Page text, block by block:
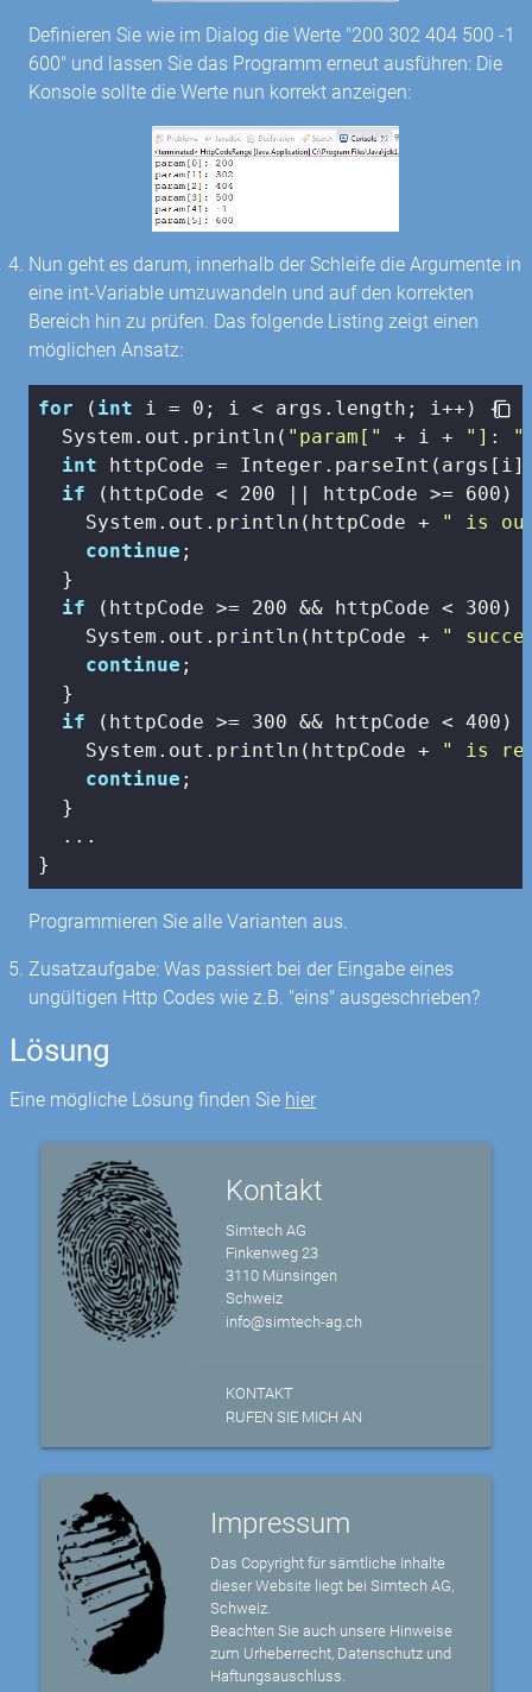
Definieren Sie wie im Dialog die Werte "200 302 404 500 -1
600" und lassen Sie das Programm erneut ausführen: Die
Konsole sollte die Werte nun korrekt anzeigen:
Nun geht es darum, innerhalb der Schleife die Argumente in
eine int-Variable umzuwandeln und auf den korrekten
Bereich hin zu prüfen. Das folgende Listing zeigt einen
möglichen Ansatz:
for ( int i = 0 ; i < args.length; i++) {
  System.out.println(
"param[" + i + "]: "
int httpCode =
if (httpCode < 200 || httpCode >= 600 )
    System.out.println(httpCode +
" is
continue ;
  }
if (httpCode >= 200 && httpCode < 300 )
    System.out.println(httpCode +
"
continue ;
  }
if (httpCode >= 300 && httpCode < 400 )
    System.out.println(httpCode +
" is
continue ;
  }
  ...
}
Programmieren Sie alle Varianten aus.
Zusatzaufgabe: Was passiert bei der Eingabe eines
ungültigen Http Codes wie z.B. "eins" ausgeschrieben?
Lösung
Eine mögliche Lösung finden Sie hier
Kontakt
Simtech AG
Finkenweg 23
3110 Münsingen
Schweiz
info@simtech-ag.ch
KONTAKT
RUFEN SIE MICH AN
Impressum
Das Copyright für sämtliche Inhalte
dieser Website liegt bei Simtech AG,
Schweiz.
Beachten Sie auch unsere Hinweise
zum Urheberrecht, Datenschutz und
Haftungsauschluss.